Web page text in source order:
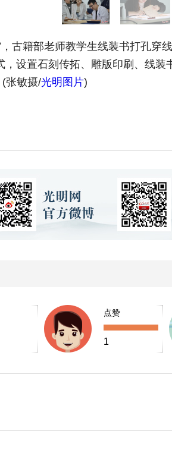
籍部老师教学生线装书打孔穿
，设置石刻传拓、雕版印刷、线
张敏摄/光明图片)
点赞
1